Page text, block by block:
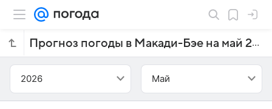
Прогноз погоды в Макади-Бэе на май 2026 года
2026 Май